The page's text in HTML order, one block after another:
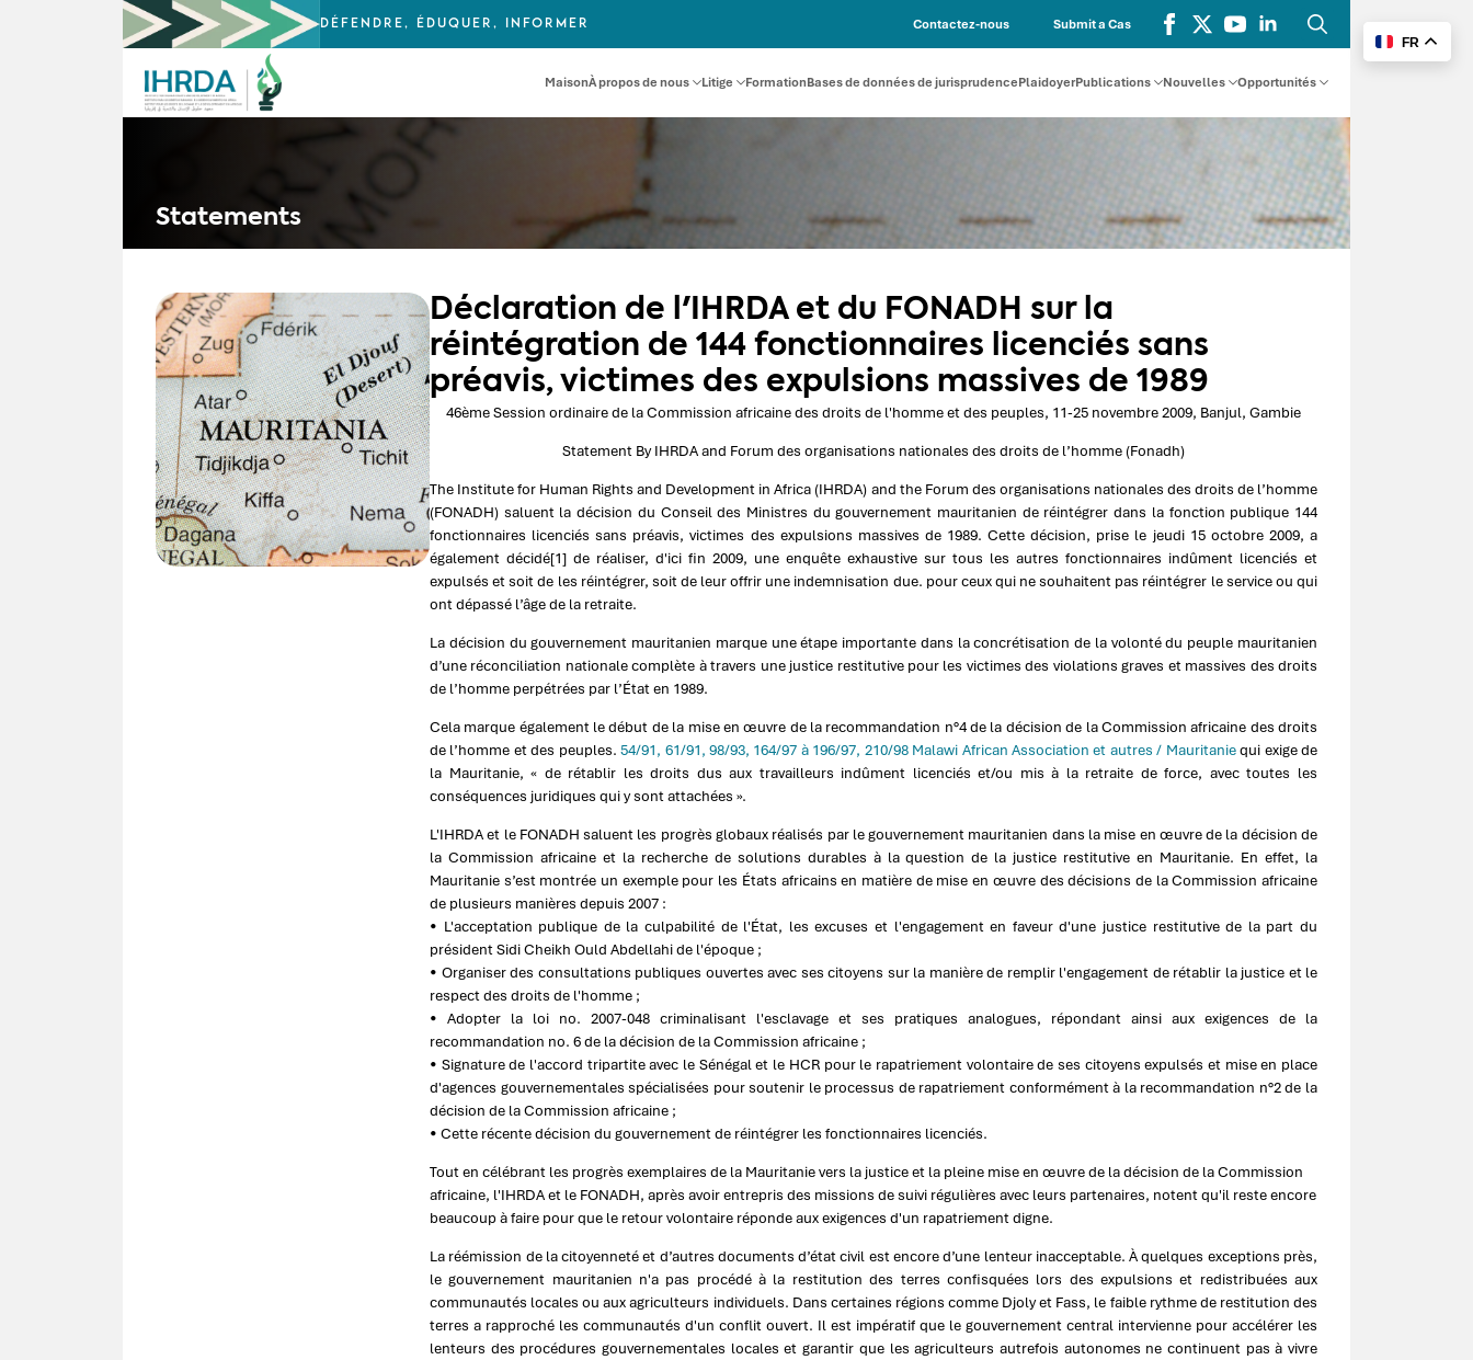
DÉFENDRE, ÉDUQUER, INFORMER Contactez-nous Submit a Cas
Recherche
for:
MaisonÀ propos de nous Litige FormationBases de données de jurisprudencePlaidoyerPublications Nouvelles Opportunités
Statements
Déclaration de l'IHRDA et du FONADH sur la
réintégration de 144 fonctionnaires licenciés sans
préavis, victimes des expulsions massives de 1989
46ème Session ordinaire de la Commission africaine des droits de l'homme et des peuples, 11-25 novembre 2009, Banjul, Gambie
Statement By IHRDA and Forum des organisations nationales des droits de l’homme (Fonadh)
The Institute for Human Rights and Development in Africa (IHRDA) and the Forum des organisations nationales des droits de l’homme
(FONADH) saluent la décision du Conseil des Ministres du gouvernement mauritanien de réintégrer dans la fonction publique 144
fonctionnaires licenciés sans préavis, victimes des expulsions massives de 1989. Cette décision, prise le jeudi 15 octobre 2009, a
également décidé[1] de réaliser, d'ici fin 2009, une enquête exhaustive sur tous les autres fonctionnaires indûment licenciés et
expulsés et soit de les réintégrer, soit de leur offrir une indemnisation due. pour ceux qui ne souhaitent pas réintégrer le service ou qui
ont dépassé l’âge de la retraite.
La décision du gouvernement mauritanien marque une étape importante dans la concrétisation de la volonté du peuple mauritanien
d’une réconciliation nationale complète à travers une justice restitutive pour les victimes des violations graves et massives des droits
de l’homme perpétrées par l’État en 1989.
Cela marque également le début de la mise en œuvre de la recommandation n°4 de la décision de la Commission africaine des droits
de l’homme et des peuples.54/91, 61/91, 98/93, 164/97 à 196/97, 210/98 Malawi African Association et autres / Mauritaniequi exige de
la Mauritanie, « de rétablir les droits dus aux travailleurs indûment licenciés et/ou mis à la retraite de force, avec toutes les
conséquences juridiques qui y sont attachées ».
L'IHRDA et le FONADH saluent les progrès globaux réalisés par le gouvernement mauritanien dans la mise en œuvre de la décision de
la Commission africaine et la recherche de solutions durables à la question de la justice restitutive en Mauritanie. En effet, la
Mauritanie s’est montrée un exemple pour les États africains en matière de mise en œuvre des décisions de la Commission africaine
de plusieurs manières depuis 2007 :
• L'acceptation publique de la culpabilité de l'État, les excuses et l'engagement en faveur d'une justice restitutive de la part du
président Sidi Cheikh Ould Abdellahi de l'époque ;
• Organiser des consultations publiques ouvertes avec ses citoyens sur la manière de remplir l'engagement de rétablir la justice et le
respect des droits de l'homme ;
• Adopter la loi no. 2007-048 criminalisant l'esclavage et ses pratiques analogues, répondant ainsi aux exigences de la
recommandation no. 6 de la décision de la Commission africaine ;
• Signature de l'accord tripartite avec le Sénégal et le HCR pour le rapatriement volontaire de ses citoyens expulsés et mise en place
d'agences gouvernementales spécialisées pour soutenir le processus de rapatriement conformément à la recommandation n°2 de la
décision de la Commission africaine ;
• Cette récente décision du gouvernement de réintégrer les fonctionnaires licenciés.
Tout en célébrant les progrès exemplaires de la Mauritanie vers la justice et la pleine mise en œuvre de la décision de la Commission
africaine, l'IHRDA et le FONADH, après avoir entrepris des missions de suivi régulières avec leurs partenaires, notent qu'il reste encore
beaucoup à faire pour que le retour volontaire réponde aux exigences d'un rapatriement digne.
La réémission de la citoyenneté et d’autres documents d’état civil est encore d’une lenteur inacceptable. À quelques exceptions près,
le gouvernement mauritanien n'a pas procédé à la restitution des terres confisquées lors des expulsions et redistribuées aux
communautés locales ou aux agriculteurs individuels. Dans certaines régions comme Djoly et Fass, le faible rythme de restitution des
terres a rapproché les communautés d'un conflit ouvert. Il est impératif que le gouvernement central intervienne pour accélérer les
lenteurs des procédures gouvernementales locales et garantir que les agriculteurs autrefois autonomes ne continuent pas à vivre
FR